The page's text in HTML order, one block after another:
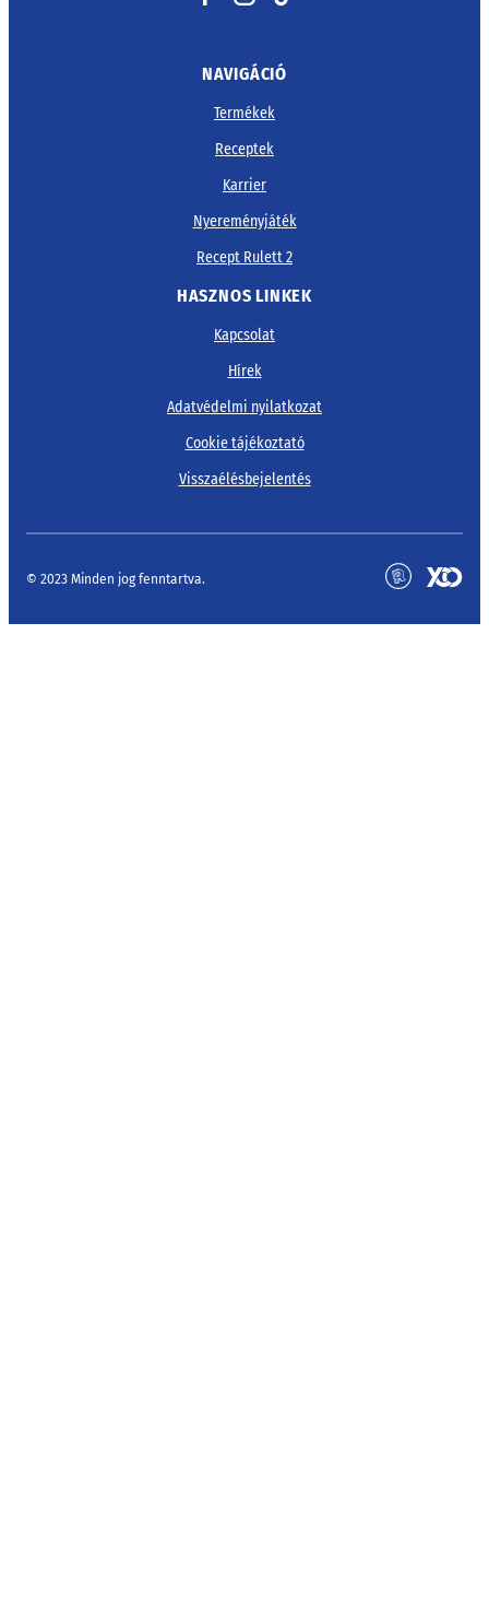
NAVIGÁCIÓ
Termékek
Receptek
Karrier
Nyereményjáték
Recept Rulett 2
HASZNOS LINKEK
Kapcsolat
Hírek
Adatvédelmi nyilatkozat
Cookie tájékoztató
Visszaélésbejelentés
© 2023 Minden jog fenntartva.